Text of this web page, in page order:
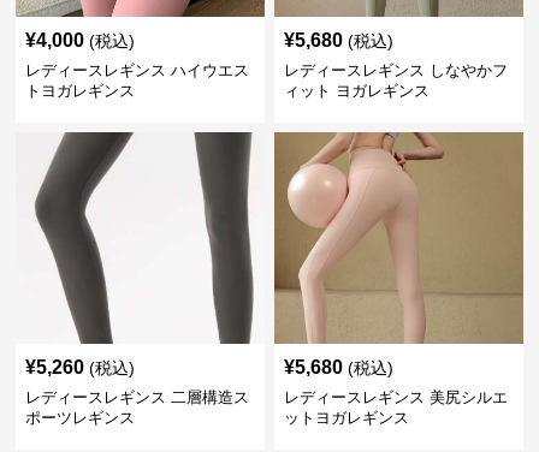
¥4,000 (税込)
レディースレギンス ハイウエス
トヨガレギンス
¥5,680 (税込)
レディースレギンス しなやかフ
ィット ヨガレギンス
¥5,260 (税込)
レディースレギンス 二層構造ス
ポーツレギンス
¥5,680 (税込)
レディースレギンス 美尻シルエ
ットヨガレギンス